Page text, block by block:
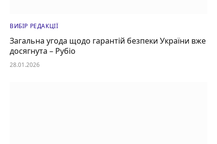
ВИБІР РЕДАКЦІЇ
Загальна угода щодо гарантій безпеки України вже
досягнута – Рубіо
28.01.2026